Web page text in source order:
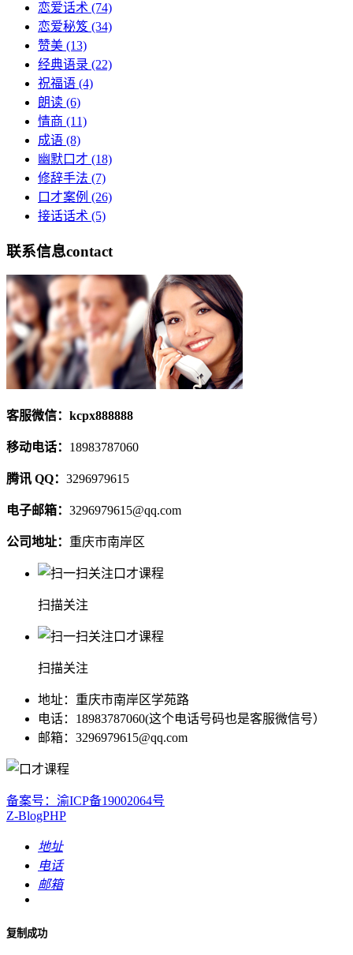
恋爱话术 (74)
恋爱秘笈 (34)
赞美 (13)
经典语录 (22)
祝福语 (4)
朗读 (6)
情商 (11)
成语 (8)
幽默口才 (18)
修辞手法 (7)
口才案例 (26)
接话话术 (5)
联系信息contact
客服微信：kcpx888888
移动电话： 18983787060
腾讯 QQ： 3296979615
电子邮箱： 3296979615@qq.com
公司地址： 重庆市南岸区
扫描关注
扫描关注
地址：重庆市南岸区学苑路
电话：18983787060(这个电话号码也是客服微信号）
邮箱：3296979615@qq.com
备案号：渝ICP备19002064号
Z-BlogPHP
地址
电话
邮箱
复制成功